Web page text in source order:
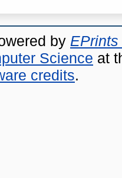
by EPrints
Science at
credits.